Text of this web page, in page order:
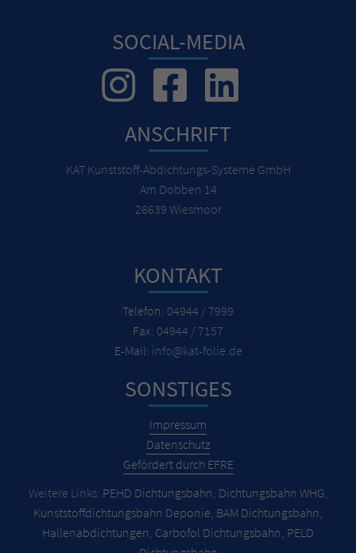
SOCIAL-MEDIA
ANSCHRIFT
KAT Kunststoff-Abdichtungs-Systeme GmbH
Am Dobben 14
26639 Wiesmoor
KONTAKT
Telefon: 04944 / 7999
Fax: 04944 / 7157
E-Mail: info@kat-folie.de
SONSTIGES
Impressum
Datenschutz
Gefördert durch EFRE
Weitere Links: PEHD Dichtungsbahn, Dichtungsbahn WHG,
Kunststoffdichtungsbahn Deponie, BAM Dichtungsbahn,
Hallenabdichtungen, Carbofol Dichtungsbahn, PELD